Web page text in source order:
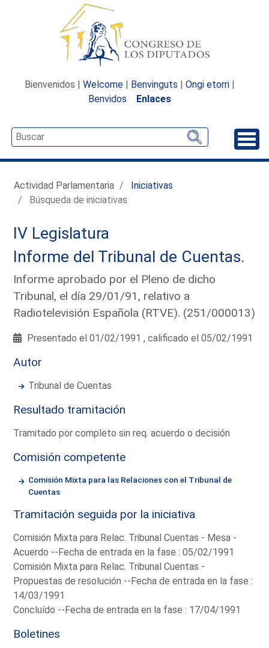
Bienvenidos | Welcome | Benvinguts | Ongi etorri |
Benvidos
Enlaces
Actividad Parlamentaria
Iniciativas
Búsqueda de iniciativas
IV Legislatura
Informe del Tribunal de Cuentas.
Informe aprobado por el Pleno de dicho
Tribunal, el día 29/01/91, relativo a
Radiotelevisión Española (RTVE). (251/000013)
Presentado el 01/02/1991 , calificado el 05/02/1991
Autor
Tribunal de Cuentas
Resultado tramitación
Tramitado por completo sin req. acuerdo o decisión
Comisión competente
Comisión Mixta para las Relaciones con el Tribunal de
Cuentas
Tramitación seguida por la iniciativa
Comisión Mixta para Relac. Tribunal Cuentas - Mesa -
Acuerdo --Fecha de entrada en la fase : 05/02/1991
Comisión Mixta para Relac. Tribunal Cuentas -
Propuestas de resolución --Fecha de entrada en la fase :
14/03/1991
Concluído --Fecha de entrada en la fase : 17/04/1991
Boletines